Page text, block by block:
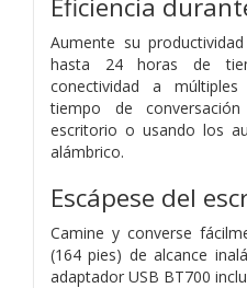
Aumente su
hasta 24 horas de
conectividad a
tiempo de
escritorio o usando los
alámbrico.
Escápese del
Camine y converse
(164 pies) de alcance
adaptador USB BT700